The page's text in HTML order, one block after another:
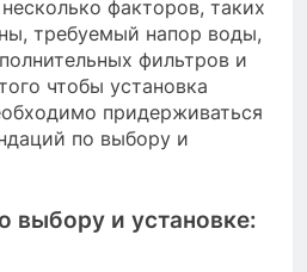
факторов, таких
требуемый напор воды,
фильтров и
чтобы установка
придерживаться
по выбору и
выбору и установке: